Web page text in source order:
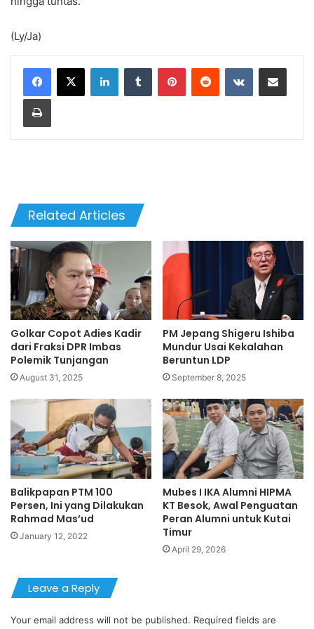
(Ly/Ja)
LinkedInTumblr PinterestReddit VKontakteShare via Email
Print
Related Articles
Golkar Copot Adies Kadir
dari Fraksi DPR Imbas
Polemik Tunjangan
August 31, 2025
PM Jepang Shigeru Ishiba
Mundur Usai Kekalahan
Beruntun LDP
September 8, 2025
Balikpapan PTM 100
Persen, Ini yang Dilakukan
Rahmad Mas’ud
January 12, 2022
Mubes I IKA Alumni HIPMA
KT Besok, Awal Penguatan
Peran Alumni untuk Kutai
Timur
April 29, 2026
Leave a Reply
Your email address will not be published. Required fields are